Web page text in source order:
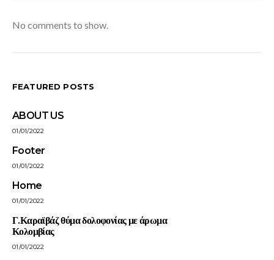
No comments to show.
FEATURED POSTS
ABOUT US
01/01/2022
Footer
01/01/2022
Home
01/01/2022
Γ.Καραϊβάζ θύμα δολοφονίας με άρωμα
Κολομβίας
01/01/2022